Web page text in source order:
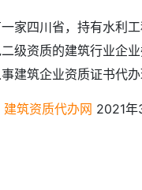
家四川省，持有水利
级资质的建筑行业企
建筑企业资质证书代
建筑资质代办网 2021年